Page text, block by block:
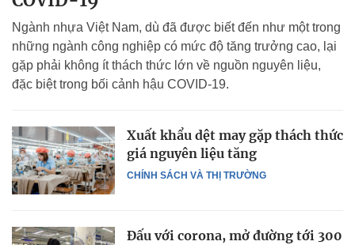
Ngành nhựa Việt Nam, dù đã được biết đến như một trong
những ngành công nghiệp có mức độ tăng trưởng cao, lại
gặp phải không ít thách thức lớn về nguồn nguyên liệu,
đặc biệt trong bối cảnh hậu COVID-19.
CHÍNH SÁCH VÀ THỊ TRƯỜNG
Xuất khẩu dệt may gặp thách thức
giá nguyên liệu tăng
Đấu với corona, mở đường tới 300